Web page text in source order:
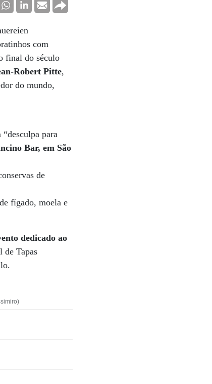
com
final do século
Robert Pitte,
do mundo,
para
Bar, em São
de
fígado, moela e
dedicado ao
de Tapas